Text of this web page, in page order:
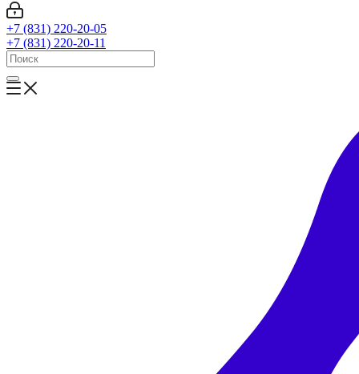
+7 (831) 220-20-05
+7 (831) 220-20-11